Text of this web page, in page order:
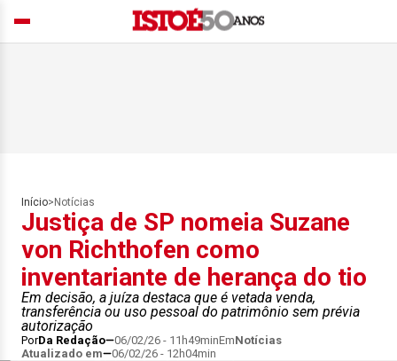
Início> Notícias
Justiça de SP nomeia Suzane
von Richthofen como
inventariante de herança do tio
Em decisão, a juíza destaca que é vetada venda,
transferência ou uso pessoal do patrimônio sem prévia
autorização
PorDa Redação 06/02/26 - 11h49minEmNotícias
Atualizado em
06/02/26 - 12h04min